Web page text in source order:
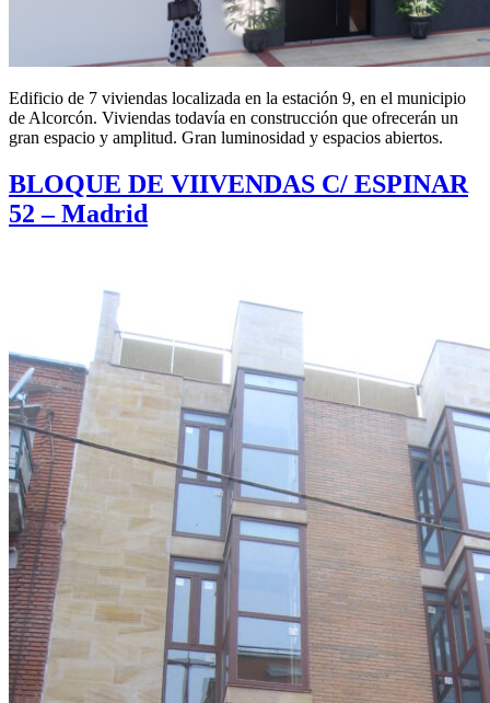
Edificio de 7 viviendas localizada en la estación 9, en el municipio
de Alcorcón. Viviendas todavía en construcción que ofrecerán un
gran espacio y amplitud. Gran luminosidad y espacios abiertos.
BLOQUE DE VIIVENDAS C/ ESPINAR
52 – Madrid